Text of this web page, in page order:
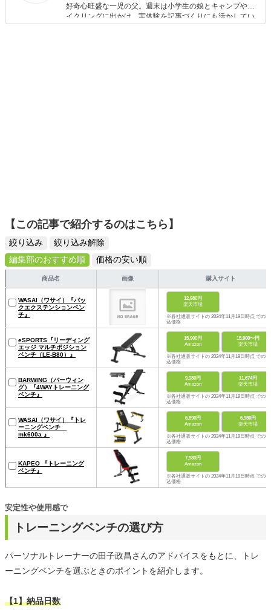
好奇心旺盛な一児の父。週末は小学生の娘とキャンプやサ
イクリングに出かけ、実体験を記事づくりにも活かしてい
ます。読者の「知りたい」を分かりやすく届けることをモ
【この記事で紹介するのはこちら】
絞り込み
絞り込み解除
編集部のおすすめ順
価格の安い順
商品名 画像 購入サイト
WASAI（ワサイ）『バッ
クエクステンションベン
チ』
12,980円
楽天市場
※各社通販サイトの 2024年11月19日時点 での税
込価格
eSPORTS『リーディング
エッジ マルチポジション
ベンチ（LE-B80）』
15,900円
Amazon
15,900〜円
楽天市場
※各社通販サイトの 2024年11月19日時点 での税
込価格
BARWING（バーウィン
グ）『4WAYトレーニング
ベンチ』
9,980円
Amazon
11,674円
楽天市場
※各社通販サイトの 2024年11月19日時点 での税
込価格
WASAI（ワサイ）『トレ
ーニングベンチ
mk600a 』
6,890円
Amazon
6,980円
楽天市場
※各社通販サイトの 2024年11月19日時点 での税
込価格
KAPEO 『トレーニング
ベンチ』
7,980円
Amazon
※各社通販サイトの 2024年11月19日時点 での税
込価格
トレーニングベンチの選び方
安定性や使用感で
パーソナルトレーナーの田子政昌さんのアドバイスをもとに、トレ
ーニングベンチを選ぶときのポイントを紹介します。
【1】納品日数